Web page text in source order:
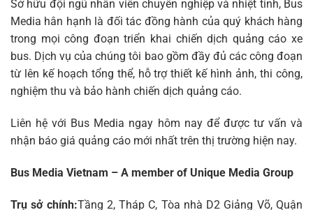
Sở hữu đội ngũ nhân viên chuyên nghiệp và nhiệt tình, Bus
Media hân hạnh là đối tác đồng hành của quý khách hàng
trong mọi công đoạn triển khai chiến dịch quảng cáo xe
bus. Dịch vụ của chúng tôi bao gồm đầy đủ các công đoạn
từ lên kế hoạch tổng thể, hỗ trợ thiết kế hình ảnh, thi công,
nghiệm thu và bảo hành chiến dịch quảng cáo.
Liên hệ với Bus Media ngay hôm nay để được tư vấn và
nhận báo giá quảng cáo mới nhất trên thị trường hiện nay.
Bus Media Vietnam – A member of Unique Media Group
Trụ sở chính:Tầng 2, Tháp C, Tòa nhà D2 Giảng Võ, Quận